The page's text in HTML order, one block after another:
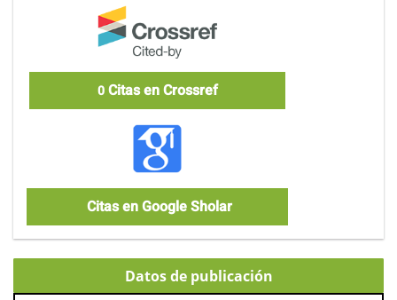
0Citas en Crossref
Citas en Google Sholar
Datos de publicación